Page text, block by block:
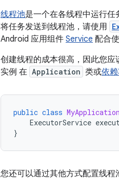
线程池是一个在各线程中运行
将任务发送到线程池，请使用
Android 应用组件 Service 配合使
创建线程的成本很高，因此您
实例 在 Application 类或依
public class MyApplication
ExecutorService
}
您还可以通过其他方式配置线